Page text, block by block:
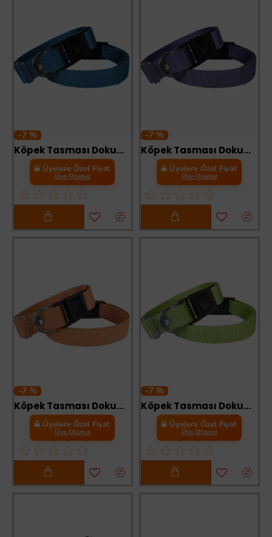
-7 %
Köpek Tasması Dokuma 2 cm - Min: 30 cm - Max: 50 cm Mavi
Üyelere Özel Fiyat
Üye Olunuz
-7 %
Köpek Tasması Dokuma 2 cm - Min: 30 cm - Max: 50 cm Mor
Üyelere Özel Fiyat
Üye Olunuz
-7 %
Köpek Tasması Dokuma 2 cm - Min: 30 cm - Max: 50 cm Turuncu
Üyelere Özel Fiyat
Üye Olunuz
-7 %
Köpek Tasması Dokuma 2 cm - Min: 30 cm - Max: 50 cm Yeşil
Üyelere Özel Fiyat
Üye Olunuz